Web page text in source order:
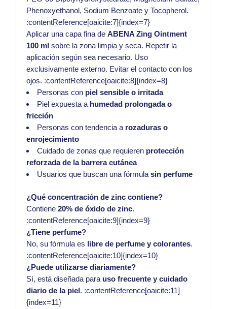
Phenoxyethanol, Sodium Benzoate y Tocopherol.
:contentReference[oaicite:7]{index=7}
Aplicar una capa fina deABENA Zing Ointment
100 ml sobre la zona limpia y seca. Repetir la
aplicación según sea necesario. Uso
exclusivamente externo. Evitar el contacto con los
ojos. :contentReference[oaicite:8]{index=8}
Personas con piel sensible o irritada
Piel expuesta a humedad prolongada o
fricción
Personas con tendencia a rozaduras o
enrojecimiento
Cuidado de zonas que requieren protección
reforzada de la barrera cutánea
Usuarios que buscan una fórmulasin perfume
¿Qué concentración de zinc contiene?
Contiene20% de óxido de zinc.
:contentReference[oaicite:9]{index=9}
¿Tiene perfume?
No, su fórmula es libre de perfume y colorantes.
:contentReference[oaicite:10]{index=10}
¿Puede utilizarse diariamente?
Sí, está diseñada para uso frecuente y cuidado
diario de la piel. :contentReference[oaicite:11]
{index=11}